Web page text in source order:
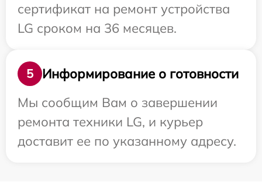
сертификат на ремонт устройства
LG сроком на 36 месяцев.
5
Информирование о готовности
Мы сообщим Вам о завершении
ремонта техники LG, и курьер
доставит ее по указанному адресу.